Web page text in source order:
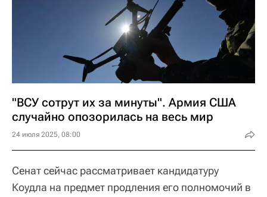
"ВСУ сотрут их за минуты". Армия США
случайно опозорилась на весь мир
24 июля 2025, 08:00
Сенат сейчас рассматривает кандидатуру
Коудла на предмет продления его полномочий в